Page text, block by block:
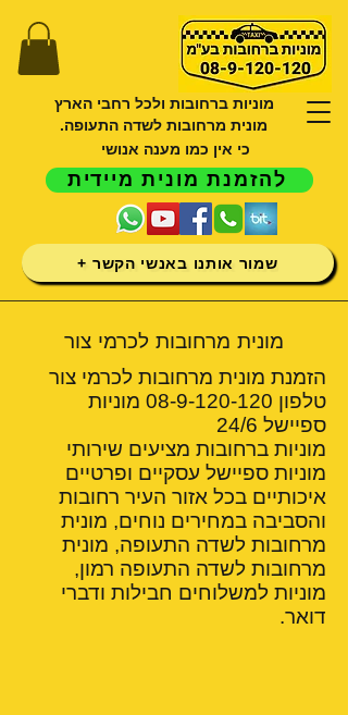
מוניות ברחובות ולכל רחבי הארץ
מונית מרחובות לשדה התעופה.
כי אין כמו מענה אנושי
להזמנת מונית מיידית
שמור אותנו באנשי הקשר +
מונית מרחובות לכרמי צור
הזמנת מונית מרחובות לכרמי צור
טלפון 08-9-120-120 מוניות
ספיישל 24/6
מוניות ברחובות מציעים שירותי
מוניות ספיישל עסקיים ופרטיים
איכותיים בכל אזור העיר רחובות
והסביבה במחירים נוחים, מונית
מרחובות לשדה התעופה, מונית
מרחובות לשדה התעופה רמון,
מוניות למשלוחים חבילות ודברי
דואר.